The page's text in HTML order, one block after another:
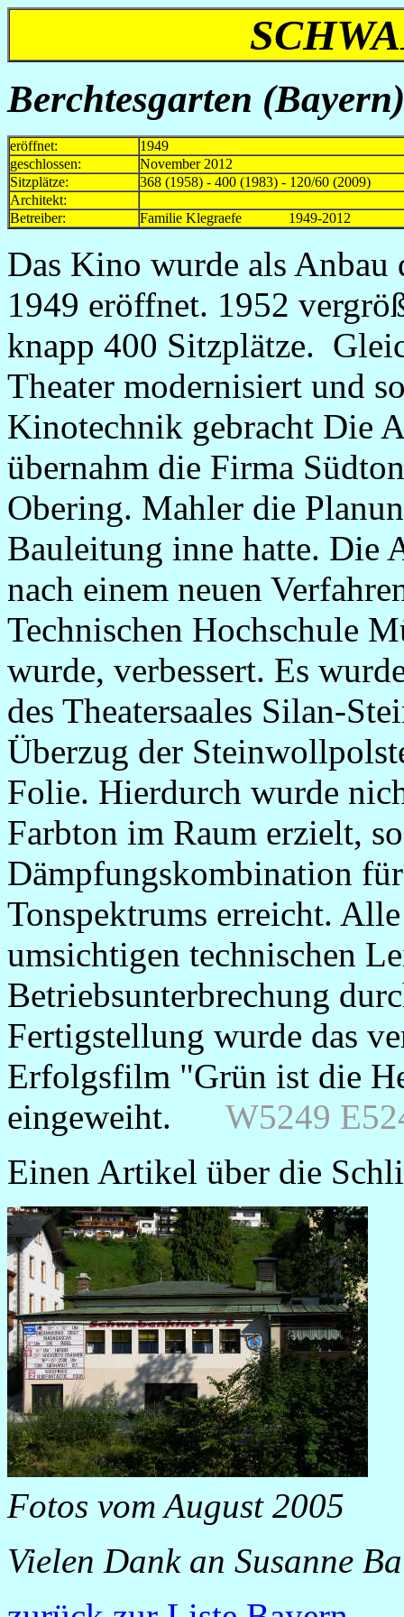
Berchtesgarten
eröffnet:
1949
geschlossen:
November 2012
Sitzplätze:
368 (1958) - 400 (1983) - 120/60 (2009)
Architekt:
Betreiber:
Familie Klegraefe 1949-2012
Das Kino wurde als
1949 eröffnet. 1952
knapp 400 Sitzplätze.
Theater modernisiert und
Kinotechnik gebracht Die
übernahm die Firma
Obering. Mahler die
Bauleitung inne hatte. Die
nach einem neuen
Technischen Hochschule
wurde, verbessert. Es
des Theatersaales Silan-
Überzug der
Folie. Hierdurch wurde
Farbton im Raum erzielt,
Dämpfungskombination
Tonspektrums erreicht.
umsichtigen technischen
Betriebsunterbrechung
Fertigstellung wurde das
Erfolgsfilm "Grün ist die
eingeweiht. W5249
Einen Artikel über die
Fotos vom August 2005
Vielen Dank an Susanne